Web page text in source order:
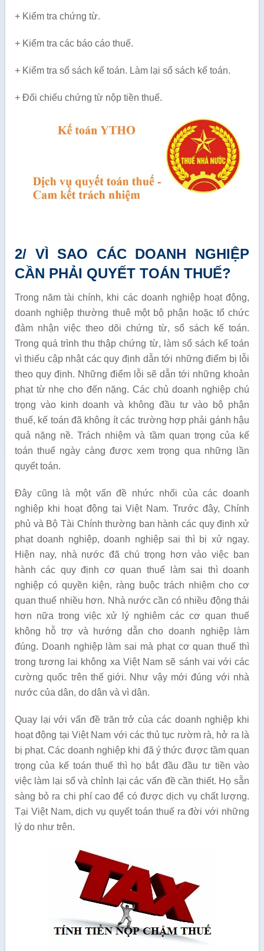
+ Kiểm tra chứng từ.
+ Kiểm tra các báo cáo thuế.
+ Kiểm tra sổ sách kế toán. Làm lại sổ sách kế toán.
+ Đối chiếu chứng từ nộp tiền thuế.
2/ VÌ SAO CÁC DOANH NGHIỆP
CẦN PHẢI QUYẾT TOÁN THUẾ?
Trong năm tài chính, khi các doanh nghiệp hoạt động,
doanh nghiệp thường thuê một bộ phận hoặc tổ chức
đảm nhận việc theo dõi chứng từ, sổ sách kế toán.
Trong quá trình thu thập chứng từ, làm sổ sách kế toán
vì thiếu cập nhật các quy định dẫn tới những điểm bị lỗi
theo quy định. Những điểm lỗi sẽ dẫn tới những khoản
phạt từ nhẹ cho đến nặng. Các chủ doanh nghiệp chú
trọng vào kinh doanh và không đầu tư vào bộ phận
thuế, kế toán đã không ít các trường hợp phải gánh hậu
quả nặng nề. Trách nhiệm và tầm quan trọng của kế
toán thuế ngày càng được xem trọng qua những lần
quyết toán.
Đây cũng là một vấn đề nhức nhối của các doanh
nghiệp khi hoạt động tại Việt Nam. Trước đây, Chính
phủ và Bộ Tài Chính thường ban hành các quy định xử
phạt doanh nghiệp, doanh nghiệp sai thì bị xử ngay.
Hiện nay, nhà nước đã chú trọng hơn vào việc ban
hành các quy định cơ quan thuế làm sai thì doanh
nghiệp có quyền kiện, ràng buộc trách nhiệm cho cơ
quan thuế nhiều hơn. Nhà nước cần có nhiều động thái
hơn nữa trong việc xử lý nghiêm các cơ quan thuế
không hỗ trợ và hướng dẫn cho doanh nghiệp làm
đúng. Doanh nghiệp làm sai mà phạt cơ quan thuế thì
trong tương lai không xa Việt Nam sẽ sánh vai với các
cường quốc trên thế giới. Như vậy mới đúng với nhà
nước của dân, do dân và vì dân.
Quay lại với vấn đề trăn trở của các doanh nghiệp khi
hoạt động tại Việt Nam với các thủ tục rườm rà, hở ra là
bị phạt. Các doanh nghiệp khi đã ý thức được tầm quan
trọng của kế toán thuế thì họ bắt đầu đầu tư tiền vào
việc làm lại sổ và chỉnh lại các vấn đề cần thiết. Họ sẵn
sàng bỏ ra chi phí cao để có được dịch vụ chất lượng.
Tại Việt Nam, dịch vụ quyết toán thuế ra đời với những
lý do như trên.